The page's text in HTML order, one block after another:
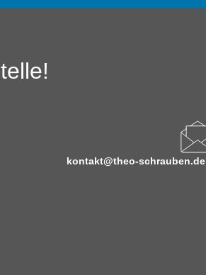
kontakt@theo-schrauben.de